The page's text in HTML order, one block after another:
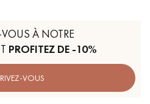
À NOTRE
PROFITEZ DE -10%
VOUS